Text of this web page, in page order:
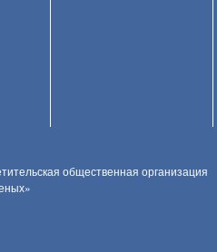
общественная организация